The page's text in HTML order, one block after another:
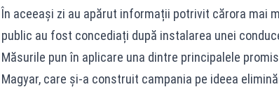
În aceeași zi au apărut informații potrivit cărora mai
public au fost concediați după instalarea unei
Măsurile pun în aplicare una dintre principalele
Magyar, care și-a construit campania pe ideea